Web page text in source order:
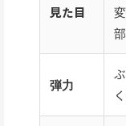
見た目
弾力